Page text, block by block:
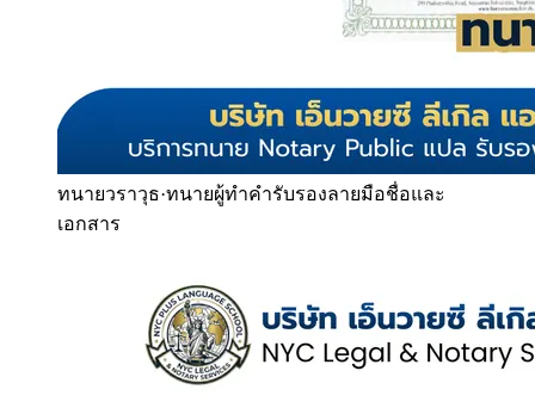
ทนายวราวุธ·ทนายผู้ทำคำรับรองลายมือชื่อและ
เอกสาร